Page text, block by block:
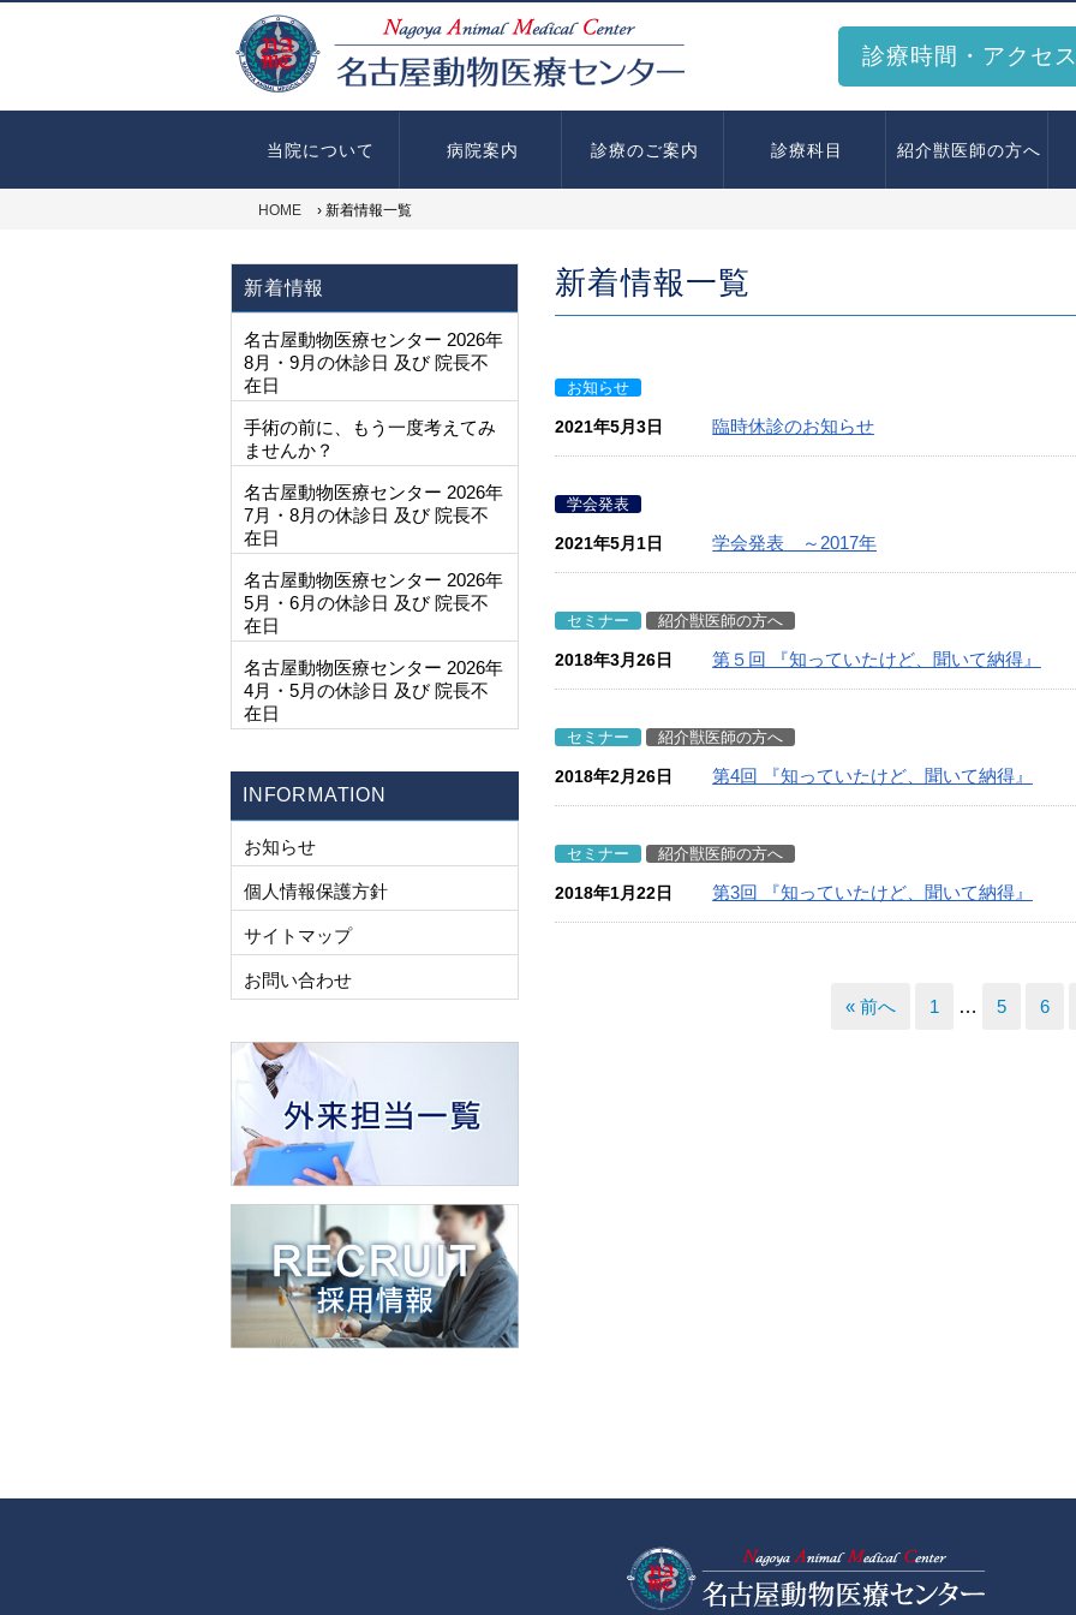
当院について 病院案内 診療のご案内 診療科目 紹介獣医師の方へ
診療時間・アクセ
HOME › 新着情報一覧
新着情報一覧
お知らせ
2021年5月3日 臨時休診のお知らせ
学会発表
2021年5月1日 学会発表 ～2017年
セミナー 紹介獣医師の方へ
2018年3月26日 第５回 『知っていたけど、聞いて納得』
セミナー 紹介獣医師の方へ
2018年2月26日 第4回 『知っていたけど、聞いて納得』
セミナー 紹介獣医師の方へ
2018年1月22日 第3回 『知っていたけど、聞いて納得』
« 前へ 1 … 5 6
新着情報
名古屋動物医療センター 2026年
8月・9月の休診日 及び 院長不
在日
手術の前に、もう一度考えてみ
ませんか？
名古屋動物医療センター 2026年
7月・8月の休診日 及び 院長不
在日
名古屋動物医療センター 2026年
5月・6月の休診日 及び 院長不
在日
名古屋動物医療センター 2026年
4月・5月の休診日 及び 院長不
在日
INFORMATION
お知らせ
個人情報保護方針
サイトマップ
お問い合わせ